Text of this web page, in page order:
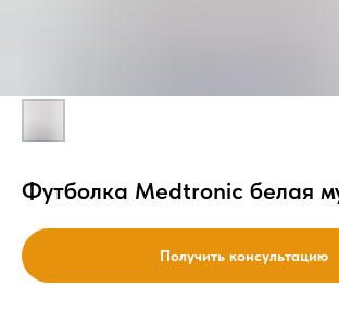
Футболка Medtronic белая
Получить консультацию